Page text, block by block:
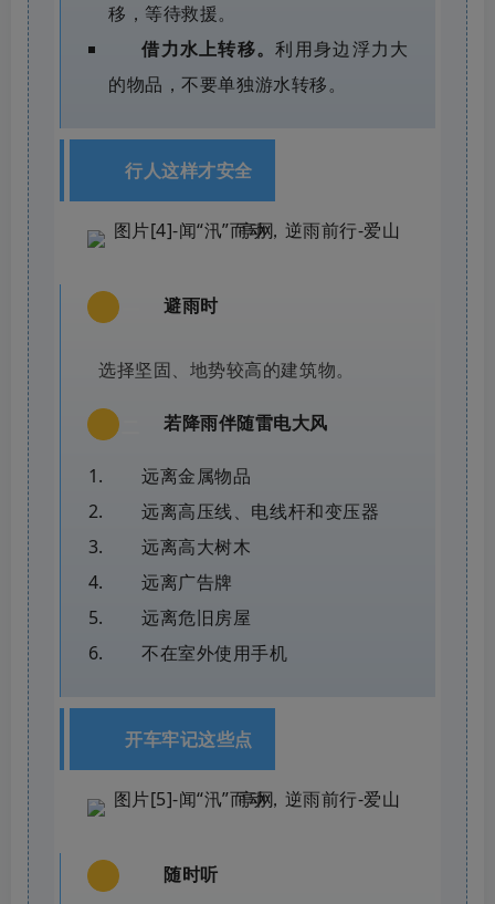
移，等待救援。
借力水上转移。利用身边浮力大
的物品，不要单独游水转移。
行人这样才安全
避雨时
选择坚固、地势较高的建筑物。
若降雨伴随雷电大风
远离金属物品
远离高压线、电线杆和变压器
远离高大树木
远离广告牌
远离危旧房屋
不在室外使用手机
开车牢记这些点
随时听